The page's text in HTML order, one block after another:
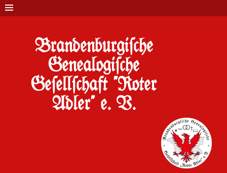
Brandenburgi#che
Genealogi#che
Ge#ell#chaft "Roter
Adler" e. V.